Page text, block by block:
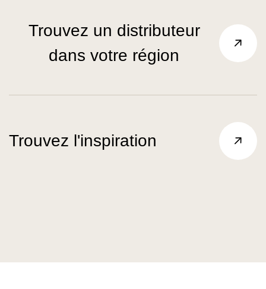
Trouvez un distributeur
dans votre région
Trouvez l'inspiration